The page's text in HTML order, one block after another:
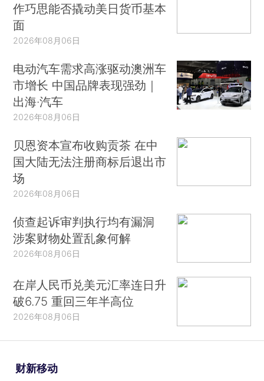
作巧思能否撬动美日货币基本
面
2026年08月06日
电动汽车需求高涨驱动澳洲车
市增长 中国品牌表现强劲｜
出海·汽车
2026年08月06日
贝恩资本宣布收购贡茶 在中
国大陆无法注册商标后退出市
场
2026年08月06日
侦查起诉审判执行均有漏洞
涉案财物处置乱象何解
2026年08月06日
在岸人民币兑美元汇率连日升
破6.75 重回三年半高位
2026年08月06日
财新移动